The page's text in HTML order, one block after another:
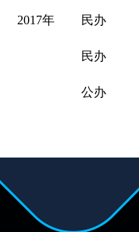
2017年 民办
民办
公办